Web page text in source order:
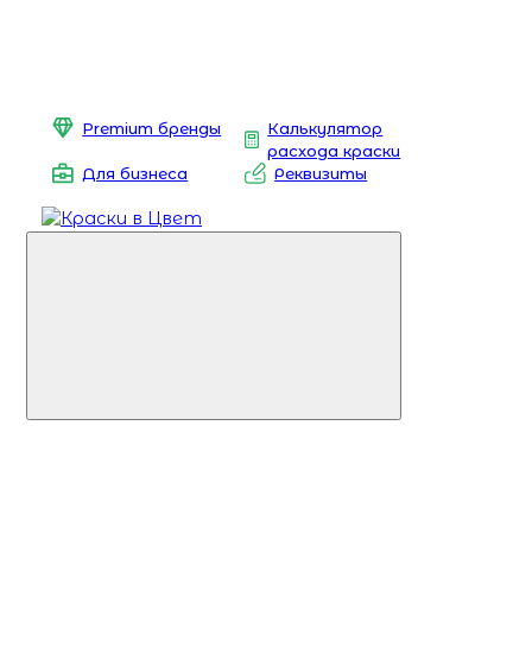
Premium бренды
Калькулятор
расхода краски
Для бизнеса
Реквизиты